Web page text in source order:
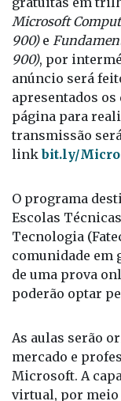
com a Microsoft
gratuitas em
Microsoft
900)e
900), por
anúncio será
apresentados os
página para
transmissão
O programa
Escolas
Tecnologia
comunidade em
de uma prova
As aulas serão
mercado e